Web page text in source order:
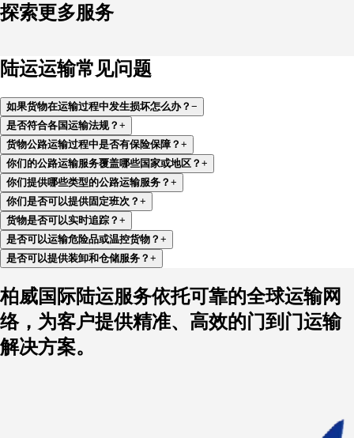
探索更多服务
陆运运输常见问题
如果货物在运输过程中发生损坏怎么办？ −
是否符合各国运输法规？ +
货物公路运输过程中是否有保险保障？ +
你们的公路运输服务覆盖哪些国家或地区？ +
你们提供哪些类型的公路运输服务？ +
你们是否可以提供固定班次？ +
货物是否可以实时追踪？ +
是否可以运输危险品或温控货物？ +
是否可以提供装卸和仓储服务？ +
柏威国际陆运服务依托可靠的全球运输网
络，为客户提供精准、高效的门到门运输
解决方案。